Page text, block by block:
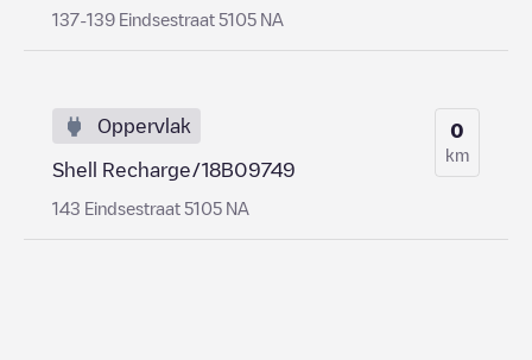
137-139 Eindsestraat 5105 NA
Oppervlak
Shell Recharge/18B09749
143 Eindsestraat 5105 NA
0
km